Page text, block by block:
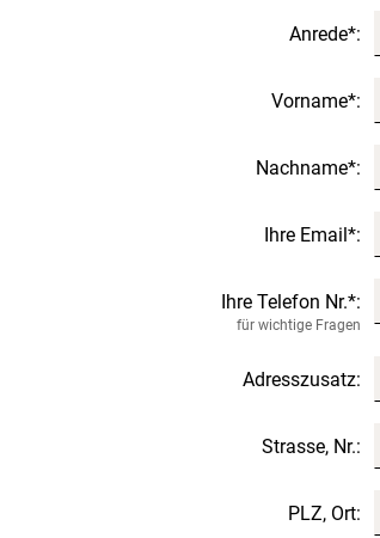
Anrede*:
Vorname*:
Nachname*:
Ihre Email*:
Ihre Telefon Nr.*:
für wichtige Fragen
Adresszusatz:
Strasse, Nr.:
PLZ, Ort: